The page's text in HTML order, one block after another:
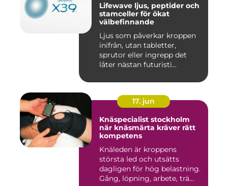
Lifewave ljus, peptider och
stamceller för ökat
välbefinnande
Ljus som påverkar kroppen
inifrån, utan tabletter,
sprutor eller ingrepp det
låter nästan futuristi...
17. jun
Knäspecialist stockholm
när knäsmärta kräver rätt
kompetens
Knäleden är kroppens
största led och utsätts
dagligen för hög belastning.
Gång, löpning, arbete, trä...